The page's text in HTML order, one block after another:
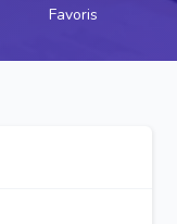
Favoris